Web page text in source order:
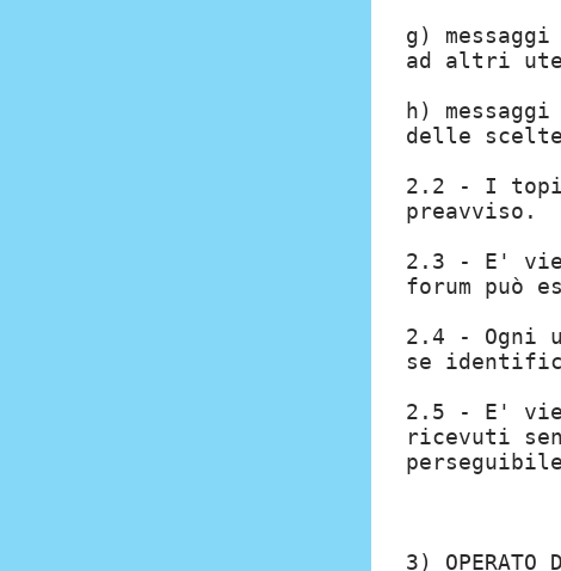
g)
ad altri
h)
delle scelte
2.2 - I
preavviso.
2.3 - E'
forum può
2.4 - Ogni
se
2.5 - E'
ricevuti
3) OPERATO